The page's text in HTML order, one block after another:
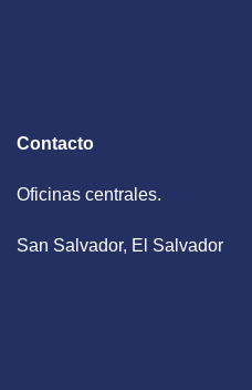
Contacto
Oficinas centrales.
San Salvador, El Salvador